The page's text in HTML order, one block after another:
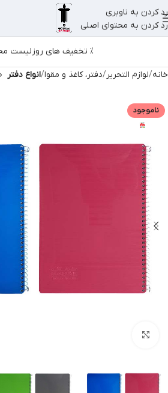
رد کردن به ناوبری
رد کردن به محتوای اصلی
% تخفیف های روزلیست
خانه لوازم التحریر دفتر، کاغذ و مقوا انواع دفتر
ناموجود